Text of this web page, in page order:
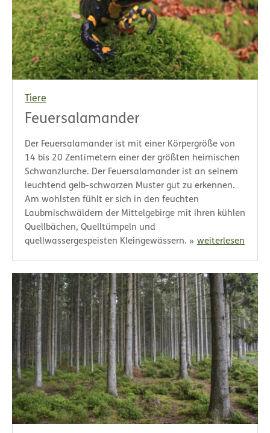
Tiere
Feuersalamander
Der Feuersalamander ist mit einer Körpergröße von
14 bis 20 Zentimetern einer der größten heimischen
Schwanzlurche. Der Feuersalamander ist an seinem
leuchtend gelb-schwarzen Muster gut zu erkennen.
Am wohlsten fühlt er sich in den feuchten
Laubmischwäldern der Mittelgebirge mit ihren kühlen
Quellbächen, Quelltümpeln und
quellwassergespeisten Kleingewässern.
weiterlesen